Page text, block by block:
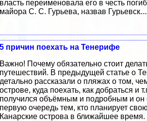
власть переименовала его в честь
майора С. С. Гурьева, назвав Гурьевск....
5 причин поехать на Тенерифе
Важно! Почему обязательно стоит
путешествий. В предыдущей статье о
детально рассказали о пляжах о том,
острове, куда поехать, как добраться и
получился объёмным и подробным и он
первую очередь тем, кто планирует
Канарские острова в ближайшее